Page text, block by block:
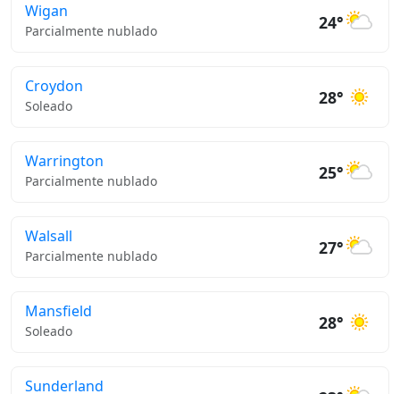
Wigan
Parcialmente nublado 24°
Croydon
Soleado 28°
Warrington
Parcialmente nublado 25°
Walsall
Parcialmente nublado 27°
Mansfield
Soleado 28°
Sunderland